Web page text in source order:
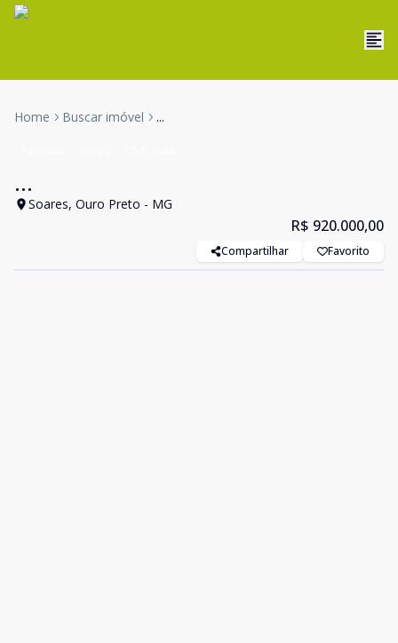
Home Buscar imóvel ...
...
Soares, Ouro Preto - MG
R$ 920.000,00
Compartilhar Favorito